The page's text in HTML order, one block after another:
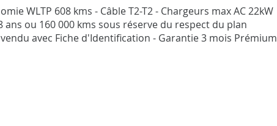
WLTP 608 kms - Câble T2-T2 - Chargeurs max AC 22kW
ou 160 000 kms sous réserve du respect du plan
avec Fiche d'Identification - Garantie 3 mois Prémium